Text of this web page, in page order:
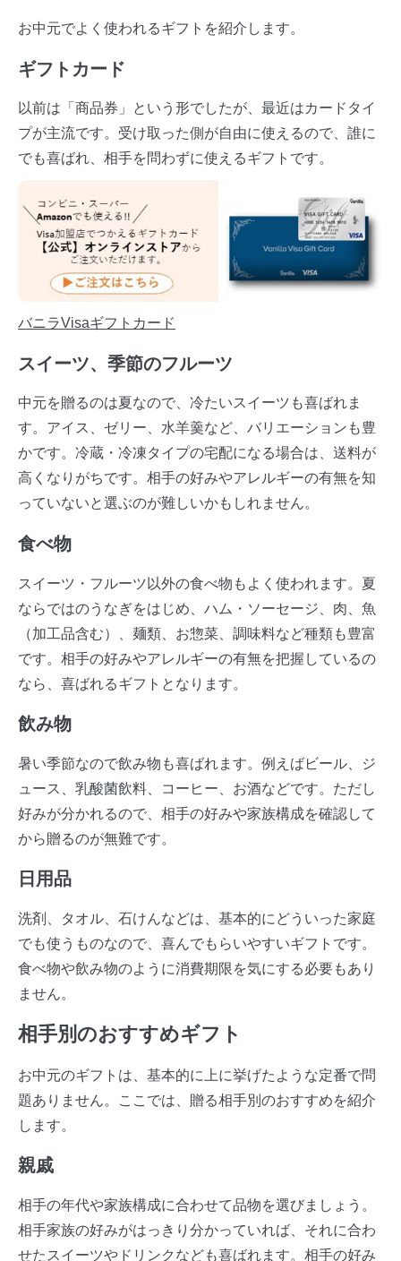
お中元でよく使われるギフトを紹介します。
ギフトカード
以前は「商品券」という形でしたが、最近はカードタイ
プが主流です。受け取った側が自由に使えるので、誰に
でも喜ばれ、相手を問わずに使えるギフトです。
バニラVisaギフトカード
スイーツ、季節のフルーツ
中元を贈るのは夏なので、冷たいスイーツも喜ばれま
す。アイス、ゼリー、水羊羹など、バリエーションも豊
かです。冷蔵・冷凍タイプの宅配になる場合は、送料が
高くなりがちです。相手の好みやアレルギーの有無を知
っていないと選ぶのが難しいかもしれません。
食べ物
スイーツ・フルーツ以外の食べ物もよく使われます。夏
ならではのうなぎをはじめ、ハム・ソーセージ、肉、魚
（加工品含む）、麺類、お惣菜、調味料など種類も豊富
です。相手の好みやアレルギーの有無を把握しているの
なら、喜ばれるギフトとなります。
飲み物
暑い季節なので飲み物も喜ばれます。例えばビール、ジ
ュース、乳酸菌飲料、コーヒー、お酒などです。ただし
好みが分かれるので、相手の好みや家族構成を確認して
から贈るのが無難です。
日用品
洗剤、タオル、石けんなどは、基本的にどういった家庭
でも使うものなので、喜んでもらいやすいギフトです。
食べ物や飲み物のように消費期限を気にする必要もあり
ません。
相手別のおすすめギフト
お中元のギフトは、基本的に上に挙げたような定番で問
題ありません。ここでは、贈る相手別のおすすめを紹介
します。
親戚
相手の年代や家族構成に合わせて品物を選びましょう。
相手家族の好みがはっきり分かっていれば、それに合わ
せたスイーツやドリンクなども喜ばれます。相手の好み